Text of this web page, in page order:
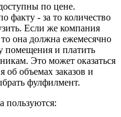
по цене.
факту - за то количество
Если же компания
она должна ежемесячно
помещения и платить
Это может оказаться
об объемах заказов и
фулфилмент.
пользуются: